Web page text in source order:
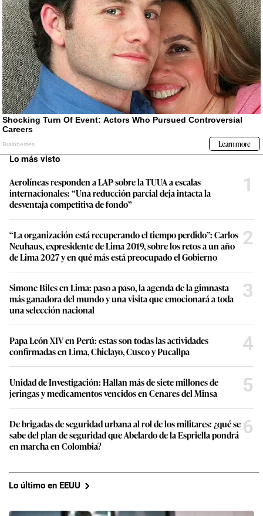
Lo más visto
Aerolíneas responden a LAP sobre la TUUA a escalas
internacionales: “Una reducción parcial deja intacta la
desventaja competitiva de fondo”
1
“La organización está recuperando el tiempo perdido”: Carlos
Neuhaus, expresidente de Lima 2019, sobre los retos a un año
de Lima 2027 y en qué más está preocupado el Gobierno
2
Simone Biles en Lima: paso a paso, la agenda de la gimnasta
más ganadora del mundo y una visita que emocionará a toda
una selección nacional
3
Papa León XIV en Perú: estas son todas las actividades
confirmadas en Lima, Chiclayo, Cusco y Pucallpa
4
Unidad de Investigación: Hallan más de siete millones de
jeringas y medicamentos vencidos en Cenares del Minsa
5
De brigadas de seguridad urbana al rol de los militares: ¿qué se
sabe del plan de seguridad que Abelardo de la Espriella pondrá
en marcha en Colombia?
6
Lo último en EEUU